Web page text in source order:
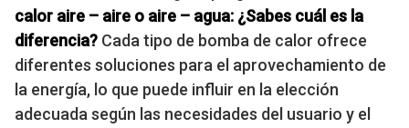
calor aire – aire o aire – agua: ¿Sabes cuál es la
diferencia? Cada tipo de bomba de calor ofrece
diferentes soluciones para el aprovechamiento de
la energía, lo que puede influir en la elección
adecuada según las necesidades del usuario y el